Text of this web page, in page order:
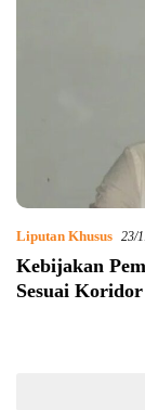
Liputan Khusus 23/
Kebijakan
Sesuai Koridor